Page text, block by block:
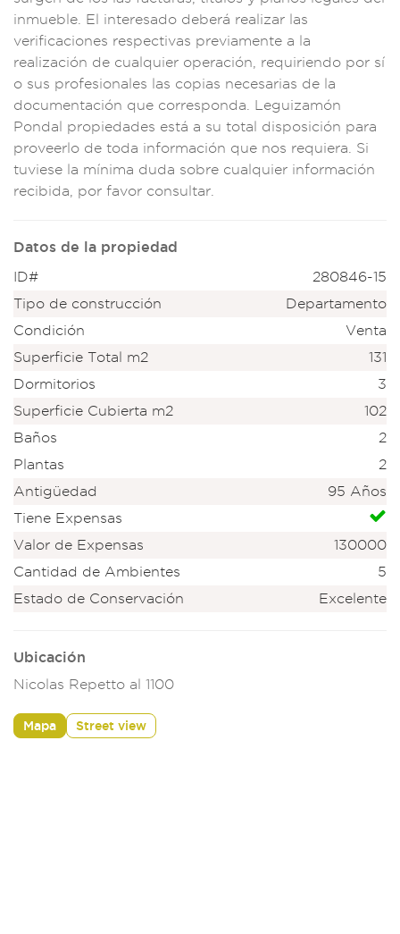
inmueble. El interesado deberá realizar las
verificaciones respectivas previamente a la
real ización de cualquier operación, requiriendo por sí
o sus profesiona les las copias necesarias de la
documentación que corresponda . Leguizamón
Pondal propiedades está a su total disposición para
proveerlo de toda información que nos requiera. Si
tuviese la mínima duda sobre cualquier información
recibida, por favor consultar.
Datos de la propiedad
ID#
280846-15
Tipo de construcción
Departamento
Condición
Venta
Superficie Total m2
131
Dormitorios
3
Superficie Cubierta m2
102
Baños
2
Plantas
2
Antigüedad
95 Años
Tiene Expensas
Valor de Expensas
130000
Cantidad de Ambientes
5
Estado de Conservación
Excelente
Ubicación
Nicolas Repetto al 1100
Mapa Street view